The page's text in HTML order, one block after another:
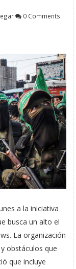
0 Comments
a la iniciativa
busca un alto el
La organización
obstáculos que
que incluye